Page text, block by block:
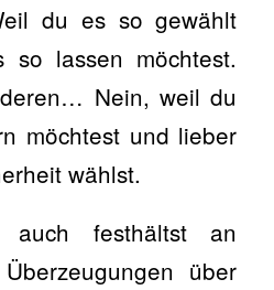
du es so gewählt
lassen möchtest.
Nein, weil du
möchtest und lieber
wählst.
festhältst an
über